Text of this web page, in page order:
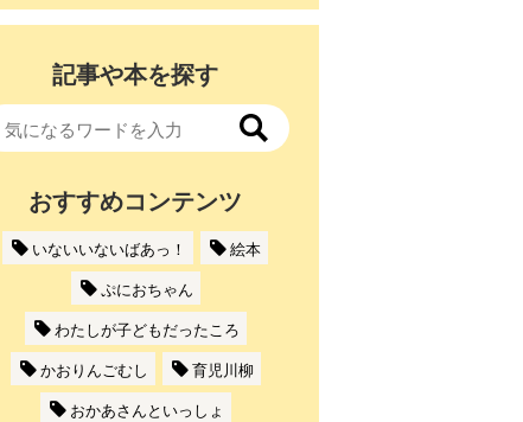
記事や本を探す
おすすめコンテンツ
いないいないばあっ！
絵本
ぷにおちゃん
わたしが子どもだったころ
かおりんごむし
育児川柳
おかあさんといっしょ